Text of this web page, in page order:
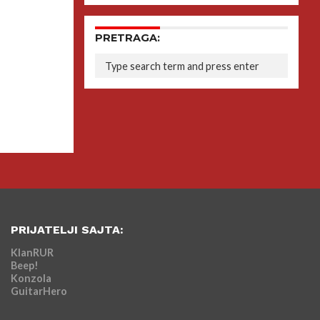
PRETRAGA:
PRIJATELJI SAJTA:
KlanRUR
Beep!
Konzola
GuitarHero